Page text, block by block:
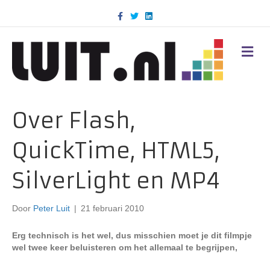
c
k
T
w
i
n
d
M
E
Over Flash,
QuickTime, HTML5,
SilverLight en MP4
Door Peter Luit | 21 februari 2010
Erg technisch is het wel, dus misschien moet je dit filmpje
wel twee keer beluisteren om het allemaal te begrijpen,